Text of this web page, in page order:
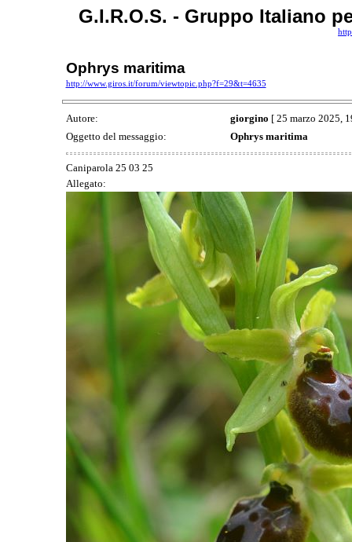
G.I.R.O.S. - Gruppo Italiano
Ophrys maritima
http://www.giros.it/forum/viewtopic.php?f=29&t=4635
Autore: giorgino [ 25 marzo 2025,
Oggetto del messaggio:
Ophrys maritima
Caniparola 25 03 25
Allegato: